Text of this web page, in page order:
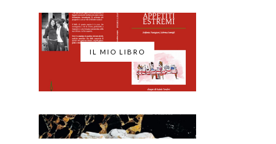
IL MIO LIBRO